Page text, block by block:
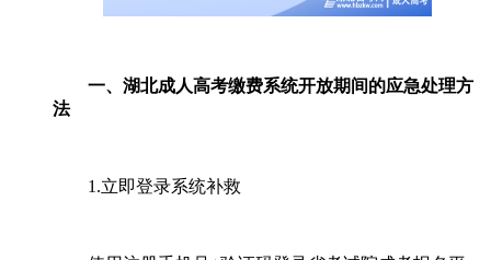
一、湖北成人高考缴费系统开放期间的应急处理方
法
1.立即登录系统补救